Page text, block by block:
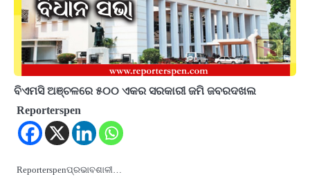
ବିଏମସି ଅଞ୍ଚଳରେ ୫୦୦ ଏକର ସରକାରୀ ଜମି ଜବରଦଖଲ
Reporterspen
Reporterspenପ୍ରଭାବଶାଳୀ…